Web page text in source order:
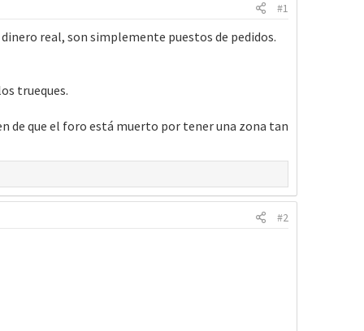
#1
real, son simplemente puestos de pedidos.
trueques.
de que el foro está muerto por tener una zona tan
#2